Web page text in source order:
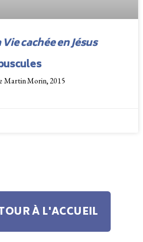
Vie cachée en Jésus
Martin Morin, 2015
À L'ACCUEIL